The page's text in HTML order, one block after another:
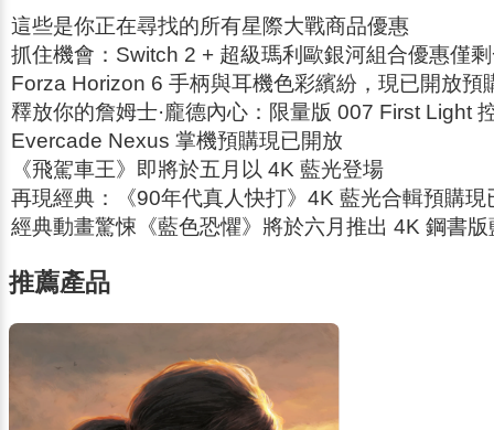
這些是你正在尋找的所有星際大戰商品優惠
抓住機會：Switch 2 + 超級瑪利歐銀河組合優惠僅
Forza Horizon 6 手柄與耳機色彩繽紛，現已開放預
釋放你的詹姆士·龐德內心：限量版 007 First Light
Evercade Nexus 掌機預購現已開放
《飛駕車王》即將於五月以 4K 藍光登場
再現經典：《90年代真人快打》4K 藍光合輯預購現
經典動畫驚悚《藍色恐懼》將於六月推出 4K 鋼書
推薦產品